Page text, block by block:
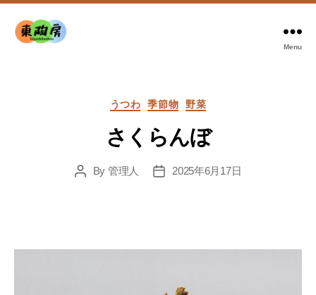
Menu
Categories
うつわ 季節物 野菜
さくらんぼ
PostBy 管理人
Post2025年6月17日